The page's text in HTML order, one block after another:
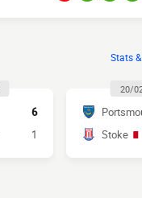
Stats
6
1
20/
Stoke